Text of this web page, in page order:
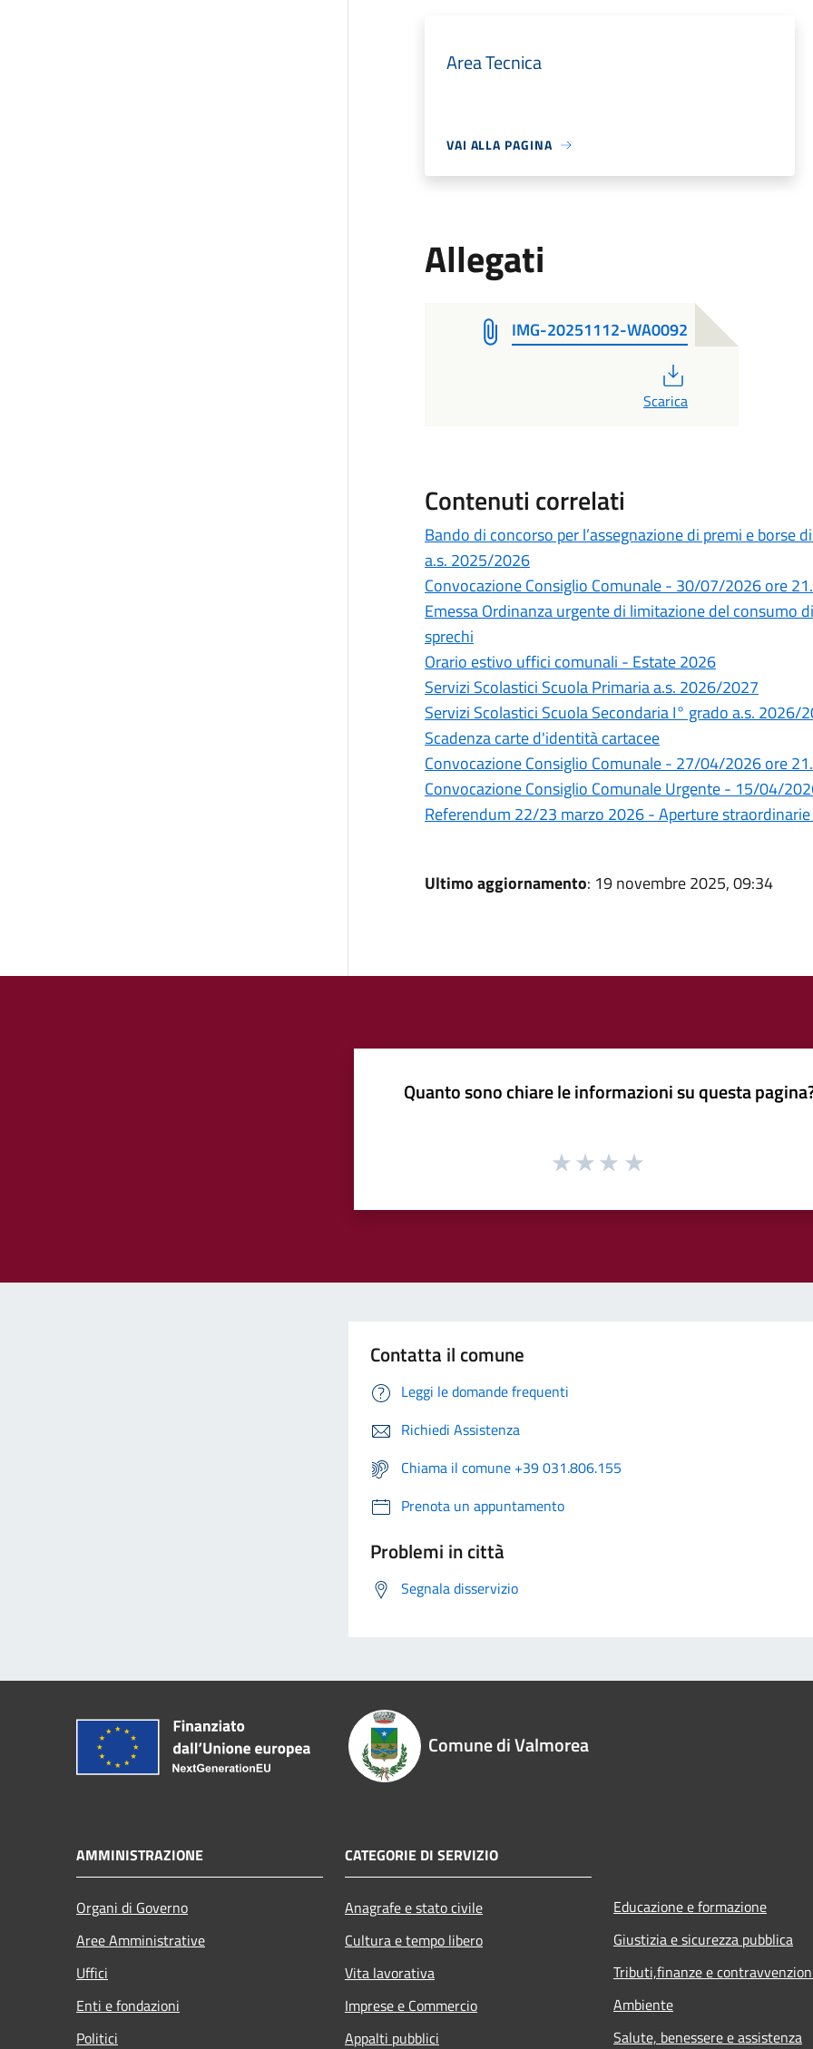
Area Tecnica
VAI ALLA PAGINA
Allegati
IMG-20251112-WA0092
Scarica
Contenuti correlati
Bando di concorso per l’assegnazione di premi e
a.s. 2025/2026
Convocazione Consiglio Comunale - 30/07/2026 ore
Emessa Ordinanza urgente di limitazione del consumo
sprechi
Orario estivo uffici comunali - Estate 2026
Servizi Scolastici Scuola Primaria a.s. 2026/2027
Servizi Scolastici Scuola Secondaria I° grado a.s. 2026/
Scadenza carte d'identità cartacee
Convocazione Consiglio Comunale - 27/04/2026 ore
Convocazione Consiglio Comunale Urgente - 15/04/
Referendum 22/23 marzo 2026 - Aperture
Ultimo aggiornamento: 19 novembre 2025, 09:34
Quanto sono chiare le informazioni su questa
Contatta il comune
Leggi le domande frequenti
Richiedi Assistenza
Chiama il comune +39 031.806.155
Prenota un appuntamento
Problemi in città
Segnala disservizio
Comune di Valmorea
AMMINISTRAZIONE
Organi di Governo
Aree Amministrative
Uffici
Enti e fondazioni
Politici
CATEGORIE DI SERVIZIO
Anagrafe e stato civile
Cultura e tempo libero
Vita lavorativa
Imprese e Commercio
Appalti pubblici
Educazione e formazione
Giustizia e sicurezza pubblica
Tributi,finanze e
Ambiente
Salute, benessere e assistenza